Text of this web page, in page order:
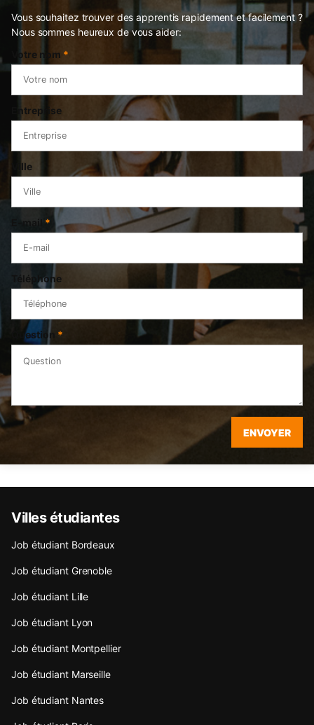
Vous souhaitez trouver des apprentis rapidement et facilement ?
Nous sommes heureux de vous aider:
Votre nom *
Entreprise
Ville
E-mail *
Téléphone
Question *
ENVOYER
Villes étudiantes
Job étudiant Bordeaux
Job étudiant Grenoble
Job étudiant Lille
Job étudiant Lyon
Job étudiant Montpellier
Job étudiant Marseille
Job étudiant Nantes